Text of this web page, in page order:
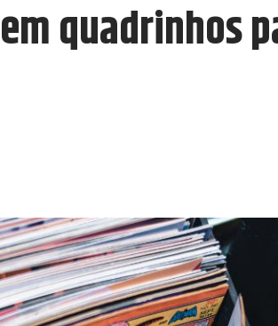
quadrinhos